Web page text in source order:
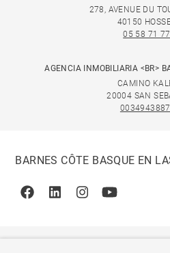
278, AVENUE DU
40150
05 58 71
AGENCIA INMOBILIARIA <BR>
CAMINO
20004 SAN
BARNES CÔTE BASQUE EN
FacebookLinkedinInstagramYoutube